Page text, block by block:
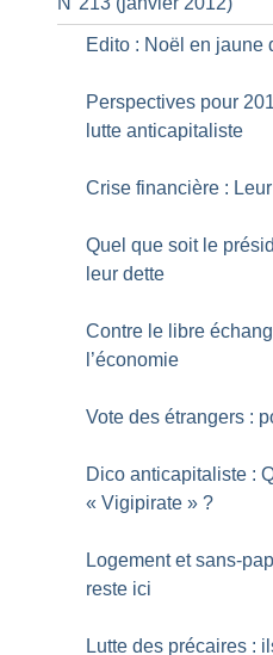
Edito : Noël en jaune
Perspectives pour
lutte anticapitaliste
Crise financière :
Quel que soit le
leur dette
Contre le libre
l’économie
Vote des étrangers :
Dico anticapitaliste :
« Vigipirate » ?
Logement et sans-
reste ici
Lutte des précaires :